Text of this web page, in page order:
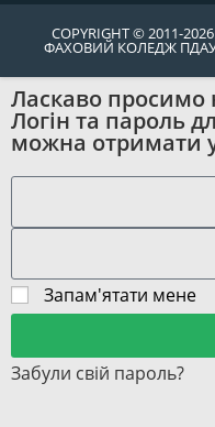
COPYRIGHT © 2011-
ФАХОВИЙ КОЛЕДЖ ПДАУ
Ласкаво просимо
Логін та пароль
можна отримати
Запам'ятати мене
Забули свій пароль?